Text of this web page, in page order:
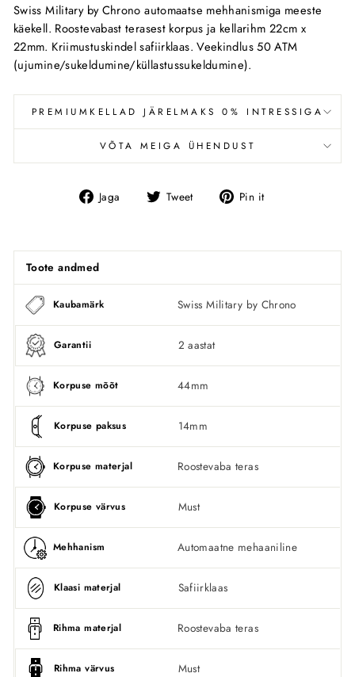
Swiss Military by Chrono automaatse mehhanismiga meeste
käekell. Roostevabast terasest korpus ja kellarihm 22cm x
22mm. Kriimustuskindel safiirklaas. Veekindlus 50 ATM
(ujumine/sukeldumine/küllastussukeldumine).
PREMIUMKELLAD JÄRELMAKS 0% INTRESSIGA
VÕTA MEIGA ÜHENDUST
Jaga
Jaga
Tweet Tweet Pin it
Toote andmed
Kaubamärk Swiss Military by Chrono
Garantii 2 aastat
Korpuse mõõt 44mm
Korpuse paksus 14mm
Korpuse materjal Roostevaba teras
Korpuse värvus Must
Mehhanism Automaatne mehaaniline
Klaasi materjal Safiirklaas
Rihma materjal Roostevaba teras
Rihma värvus Must